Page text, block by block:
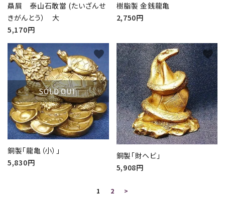
贔屓 泰山石敢當 (たいざんせ
きがんとう） 大
5,170円
樹脂製 金銭龍亀
2,750円
SOLD OUT
銅製「龍亀（小）」
5,830円
favorite
銅製「財ヘビ」
5,908円
favorite
1 2
>
キーワード
カテゴリー
検索する